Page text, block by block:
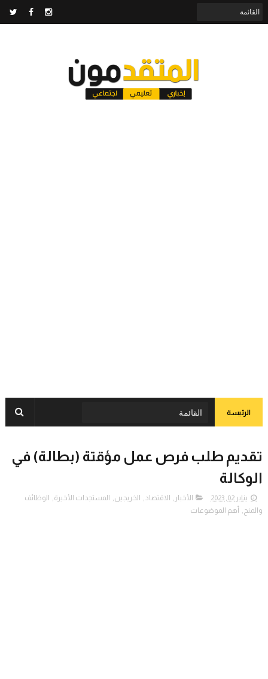
الرئيسة
تقديم طلب فرص عمل مؤقتة (بطالة) في
الوكالة
يناير 02, 2023 الأخبار , الاقتصاد, الخريجين, المستجدات الأخيرة,
الوظائف
والمنح , أهم الموضوعات